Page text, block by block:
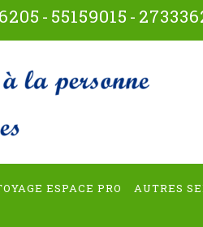
- 55159015 -
ESPACE PRO AUTRES